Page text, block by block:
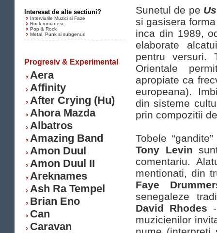
Interesat de alte sectiuni?
Interviurile Muzici si Faze
Rock romanesc
Pop & Rock
Metal, Punk si subgenuri
Progresiv & Experimental
Aera
Affinity
After Crying (Hu)
Ahora Mazda
Albatros
Amazing Band
Amon Duul
Amon Duul II
Areknames
Ash Ra Tempel
Brian Eno
Can
Caravan
Sunetul de pe Us
si gasisera
inca din 1989,
elaborate
pentru versuri.
Orientale
apropiate ca
europeana).
din sisteme
prin compozitii
Tobele
Tony Levin
comentariu.
mentionati, din
Faye
senegaleze
David Rhodes
muzicienilor